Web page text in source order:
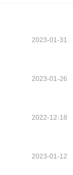
2023-01-31
2023-01-26
2022-12-18
2023-01-12